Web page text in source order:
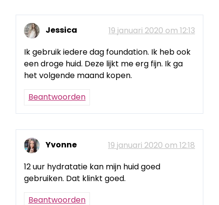
Jessica
19 januari 2020 om 12:13
Ik gebruik iedere dag foundation. Ik heb ook
een droge huid. Deze lijkt me erg fijn. Ik ga
het volgende maand kopen.
Beantwoorden
Yvonne
19 januari 2020 om 12:18
12 uur hydratatie kan mijn huid goed
gebruiken. Dat klinkt goed.
Beantwoorden